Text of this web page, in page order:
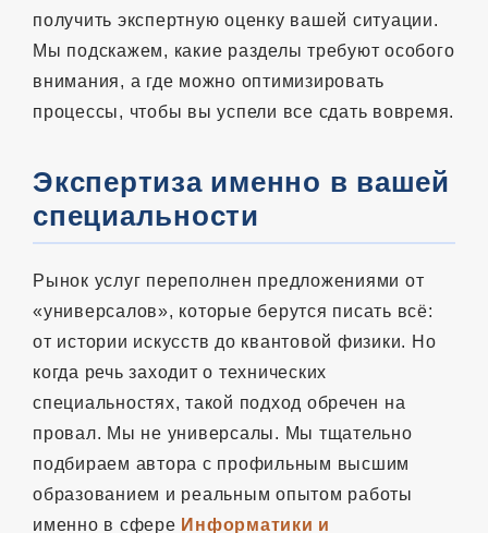
получить экспертную оценку вашей ситуации.
Мы подскажем, какие разделы требуют особого
внимания, а где можно оптимизировать
процессы, чтобы вы успели все сдать вовремя.
Экспертиза именно в вашей
специальности
Рынок услуг переполнен предложениями от
«универсалов», которые берутся писать всё:
от истории искусств до квантовой физики. Но
когда речь заходит о технических
специальностях, такой подход обречен на
провал. Мы не универсалы. Мы тщательно
подбираем автора с профильным высшим
образованием и реальным опытом работы
именно в сфере Информатики и